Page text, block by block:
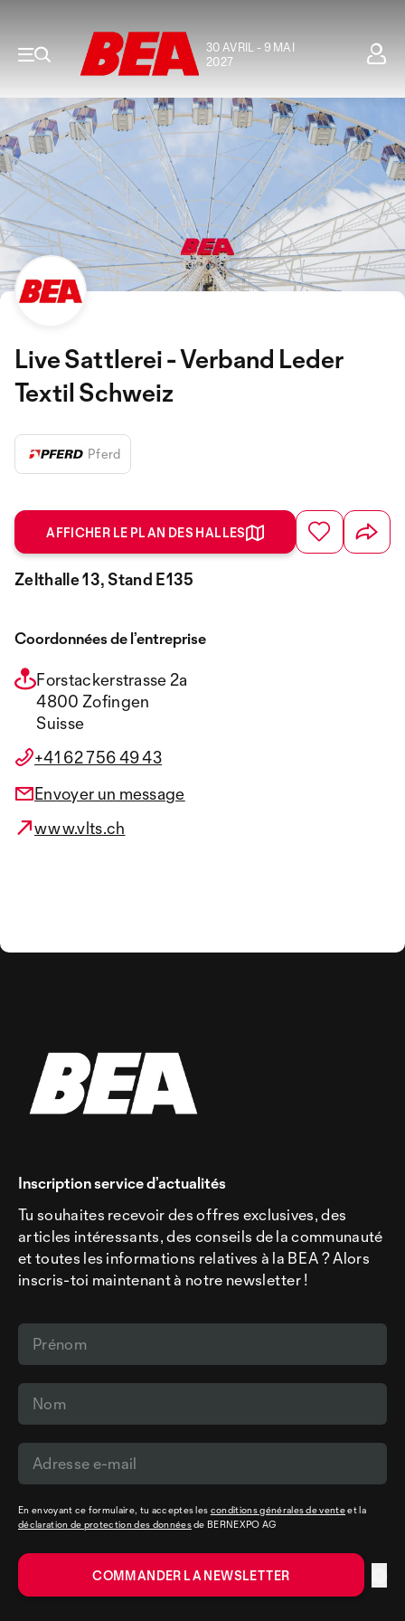
30 AVRIL - 9 MAI
2027
Live Sattlerei - Verband Leder
Textil Schweiz
Pferd
AFFICHER LE PLAN DES HALLES
Zelthalle 13, Stand E135
Coordonnées de l’entreprise
Forstackerstrasse 2a
4800 Zofingen
Suisse
+41 62 756 49 43
Envoyer un message
www.vlts.ch
Inscription service d’actualités
Tu souhaites recevoir des offres exclusives, des
articles intéressants, des conseils de la communauté
et toutes les informations relatives à la BEA ? Alors
inscris-toi maintenant à notre newsletter !
En envoyant ce formulaire, tu acceptes les conditions générales de venteet la
déclaration de protection des donnéesde BERNEXPO AG